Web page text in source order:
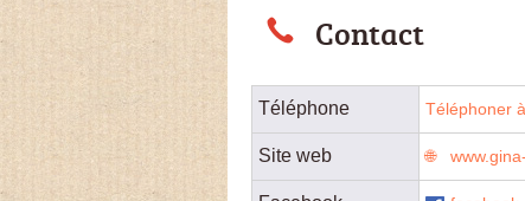
Contact
Téléphone Téléphoner
Site web